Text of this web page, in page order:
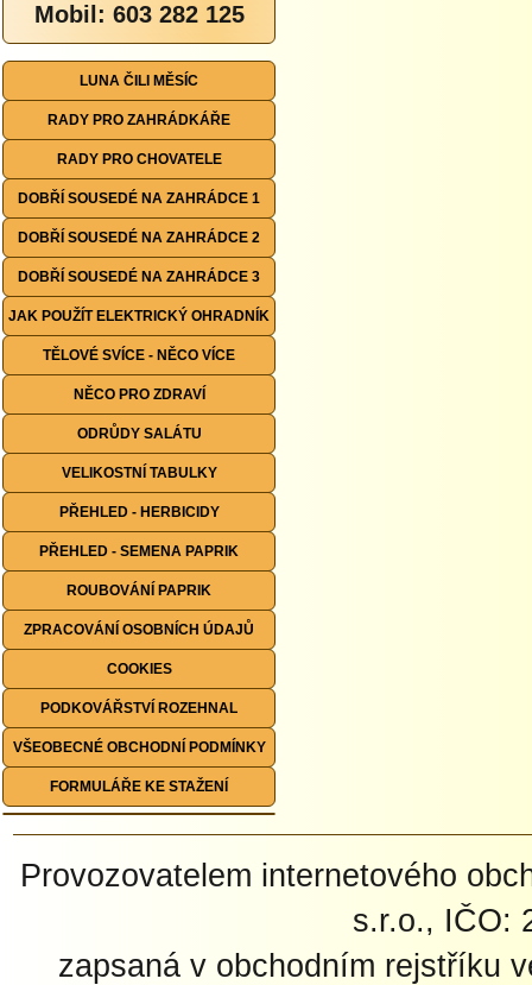
Mobil: 603 282 125
LUNA ČILI MĚSÍC
RADY PRO ZAHRÁDKÁŘE
RADY PRO CHOVATELE
DOBŘÍ SOUSEDÉ NA ZAHRÁDCE 1
DOBŘÍ SOUSEDÉ NA ZAHRÁDCE 2
DOBŘÍ SOUSEDÉ NA ZAHRÁDCE 3
JAK POUŽÍT ELEKTRICKÝ OHRADNÍK
TĚLOVÉ SVÍCE - NĚCO VÍCE
NĚCO PRO ZDRAVÍ
ODRŮDY SALÁTU
VELIKOSTNÍ TABULKY
PŘEHLED - HERBICIDY
PŘEHLED - SEMENA PAPRIK
ROUBOVÁNÍ PAPRIK
ZPRACOVÁNÍ OSOBNÍCH ÚDAJŮ
COOKIES
PODKOVÁŘSTVÍ ROZEHNAL
VŠEOBECNÉ OBCHODNÍ PODMÍNKY
FORMULÁŘE KE STAŽENÍ
Provozovatelem internetového
s.r.o., IČO:
zapsaná v obchodním rejstříku